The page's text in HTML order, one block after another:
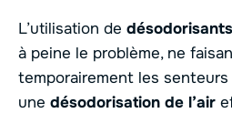
L’utilisation de
à peine le problème, ne
temporairement les senteurs
une désodorisation de l’air